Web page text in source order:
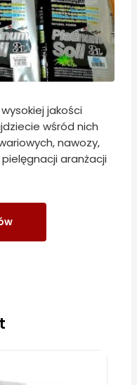
jakości
wśród nich
nawozy,
aranżacji